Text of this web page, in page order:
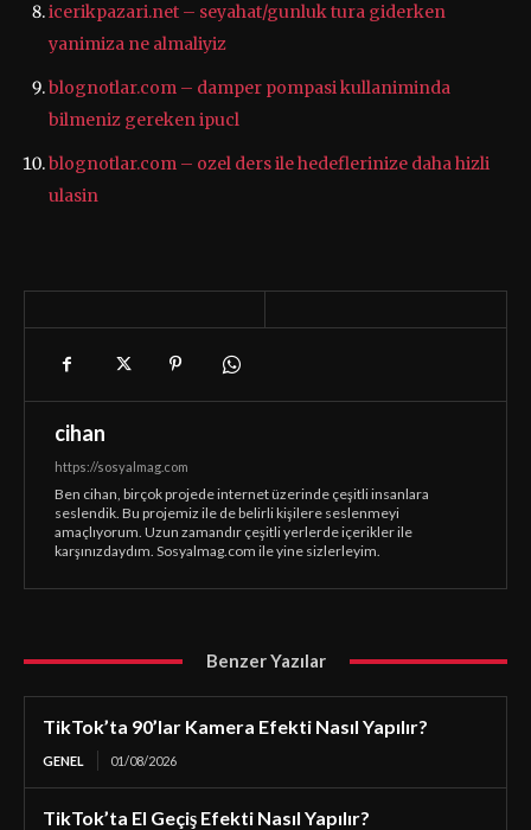
icerikpazari.net – seyahat/gunluk tura giderken
yanimiza ne almaliyiz
blognotlar.com – damper pompasi kullaniminda
bilmeniz gereken ipucl
blognotlar.com – ozel ders ile hedeflerinize daha hizli
ulasin
cihan
https://sosyalmag.com
Ben cihan, birçok projede internet üzerinde çeşitli insanlara
seslendik. Bu projemiz ile de belirli kişilere seslenmeyi
amaçlıyorum. Uzun zamandır çeşitli yerlerde içerikler ile
karşınızdaydım. Sosyalmag.com ile yine sizlerleyim.
Benzer Yazılar
TikTok’ta 90’lar Kamera Efekti Nasıl Yapılır?
GENEL 01/08/2026
TikTok’ta El Geçiş Efekti Nasıl Yapılır?